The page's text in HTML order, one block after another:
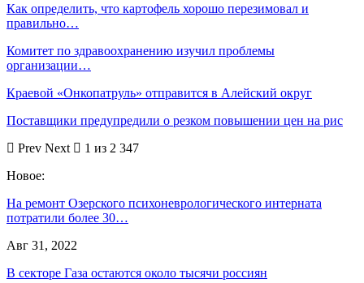
Как определить, что картофель хорошо перезимовал и
правильно…
Комитет по здравоохранению изучил проблемы
организации…
Краевой «Онкопатруль» отправится в Алейский округ
Поставщики предупредили о резком повышении цен на рис
Prev Next
1 из 2 347
Новое:
На ремонт Озерского психоневрологического интерната
потратили более 30…
Авг 31, 2022
В секторе Газа остаются около тысячи россиян